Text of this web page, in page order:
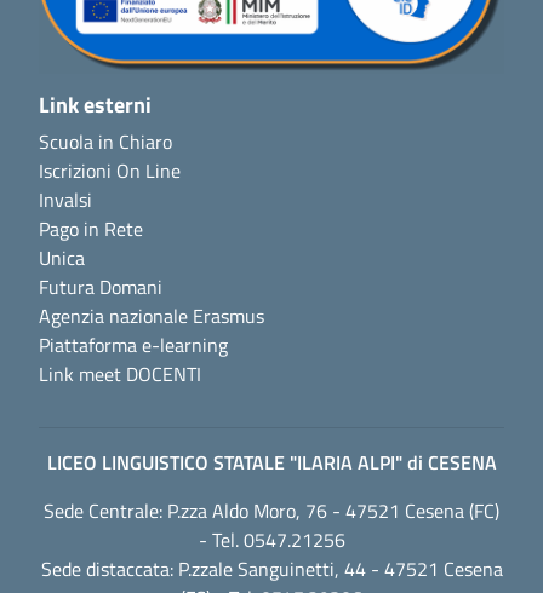
Link esterni
Scuola in Chiaro
Iscrizioni On Line
Invalsi
Pago in Rete
Unica
Futura Domani
Agenzia nazionale Erasmus
Piattaforma e-learning
Link meet DOCENTI
LICEO LINGUISTICO STATALE "ILARIA ALPI" di CESENA
Sede Centrale: P.zza Aldo Moro, 76 - 47521 Cesena (FC)
- Tel. 0547.21256
Sede distaccata: P.zzale Sanguinetti, 44 - 47521 Cesena